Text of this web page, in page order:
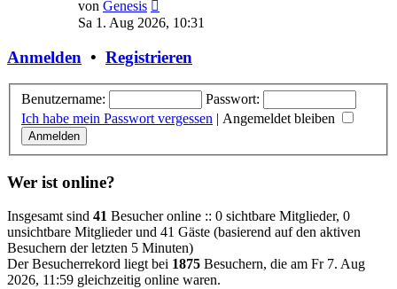
von Genesis
Beitrag
Sa 1. Aug 2026, 10:31
Anmelden • Registrieren
Benutzername:
Passwort:
Ich habe mein Passwort vergessen | Angemeldet bleiben
Wer ist online?
Insgesamt sind 41 Besucher online :: 0 sichtbare Mitglieder, 0
unsichtbare Mitglieder und 41 Gäste (basierend auf den aktiven
Besuchern der letzten 5 Minuten)
Der Besucherrekord liegt bei 1875 Besuchern, die am Fr 7. Aug
2026, 11:59 gleichzeitig online waren.